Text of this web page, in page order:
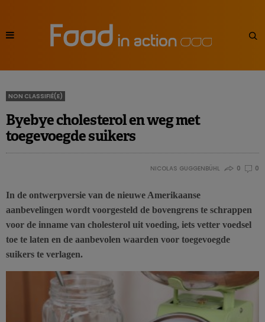
NON CLASSIFIÉ(E)
Byebye cholesterol en weg met
toegevoegde suikers
NICOLAS GUGGENBÜHL 0 0
In de ontwerpversie van de nieuwe Amerikaanse
aanbevelingen wordt voorgesteld de bovengrens te schrappen
voor de inname van cholesterol uit voeding, iets vetter voedsel
toe te laten en de aanbevolen waarden voor toegevoegde
suikers te verlagen.